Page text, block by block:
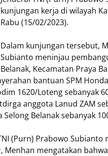
kunjungan kerja di wilayah
Rabu (15/02/2023).
Dalam kunjungan tersebut,
Subianto meninjau
Belanak, Kecamatan Praya
bantuan SPM
1620/Loteng sebanyak
anggota Lanud ZAM
Belanak sebanyak
(Purn) Prabowo
mengatakan